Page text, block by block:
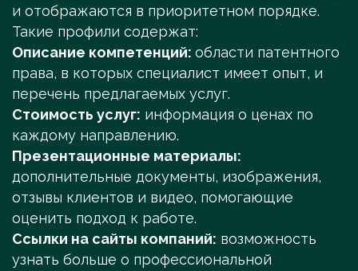
и отображаются в приоритетном порядке.
Такие профили содержат:
Описание компетенций: области патентного
права, в которых специалист имеет опыт, и
перечень предлагаемых услуг.
Стоимость услуг: информация о ценах по
каждому направлению.
Презентационные материалы:
дополнительные документы, изображения,
отзывы клиентов и видео, помогающие
оценить подход к работе.
Ссылки на сайты компаний: возможность
узнать больше о профессиональной